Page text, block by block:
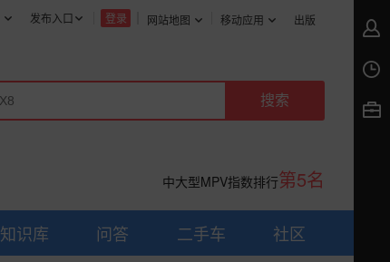
网站地图 移动应用 出版
登录
发布入口
中大型MPV指数排行第5名
知识库 问答 二手车 社区